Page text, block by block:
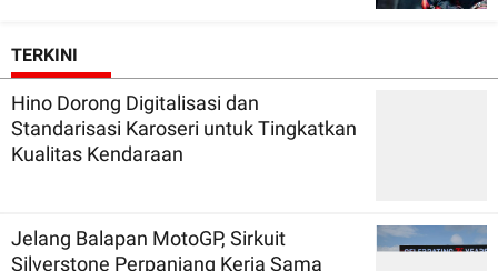
TERKINI
Hino Dorong Digitalisasi dan
Standarisasi Karoseri untuk Tingkatkan
Kualitas Kendaraan
Jelang Balapan MotoGP, Sirkuit
Silverstone Perpanjang Kerja Sama